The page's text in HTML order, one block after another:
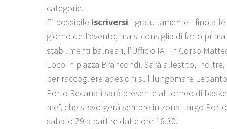
categorie.
E’ possibile iscriversi - gratuitamente - fino
giorno dell’evento, ma si consiglia di farlo
stabilimenti balneari, l’Ufficio IAT in Corso
Loco in piazza Brancondi. Sarà allestito,
per raccogliere adesioni sul lungomare Lepanto
Porto Recanati sarà presente al torneo di
me”, che si svolgerà sempre in zona Largo
sabato 29 a partire dalle ore 16.30.